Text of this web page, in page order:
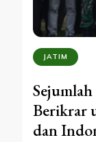
JATIM
Berikrar
dan